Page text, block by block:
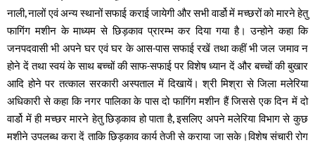
नाली, नालों एवं अन्य स्थानों सफाई कराई जायेगी और सभी वार्डो में मच्छरों को मारने हेतु
फागिंग मशीन के माध्यम से छिड़काव प्रारम्भ कर दिया गया है। उन्होने कहा कि
जनपदवासी भी अपने घर एवं घर के आस-पास सफाई रखें तथा कहीं भी जल जमाव न
होने दें तथा स्वयं के साथ बच्चों की साफ-सफाई पर विशेष ध्यान दें और बच्चों की बुखार
आदि होने पर तत्काल सरकारी अस्पताल में दिखायें। श्री मिश्रा से जिला मलेरिया
अधिकारी से कहा कि नगर पालिका के पास दो फागिंग मशीन हैं जिससे एक दिन में दो
वार्डो में ही मच्छर मारने हेतु छिड़काव हो पाता है, इसलिए अपने मलेरिया विभाग से कुछ
मशीने उपलब्ध करा दें ताकि छिड़काव कार्य तेजी से कराया जा सके।विशेष संचारी रोग